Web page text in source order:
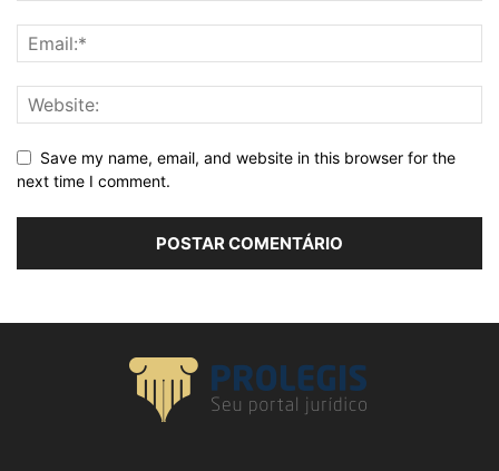
Save my name, email, and website in this browser for the
next time I comment.